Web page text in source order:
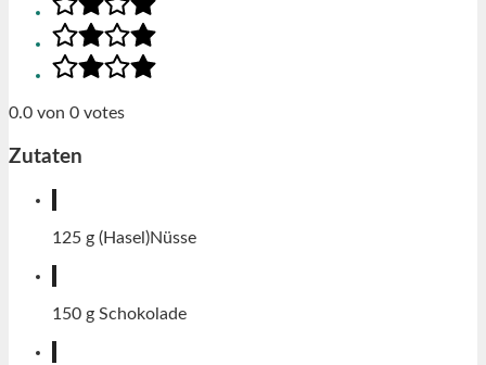
0.0 von 0 votes
Zutaten
125 g (Hasel)Nüsse
150 g Schokolade